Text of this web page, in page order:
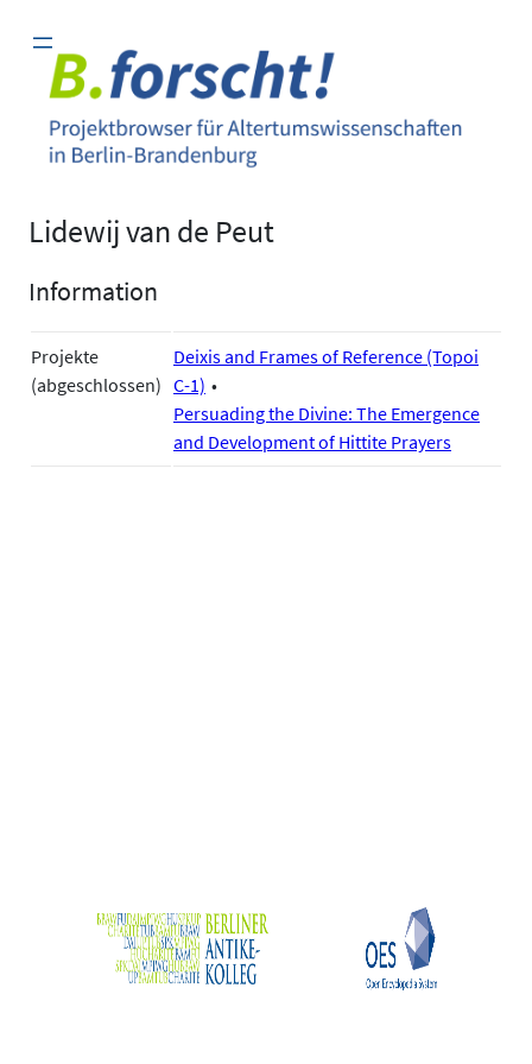
Inhalt
springen
Lidewij van de Peut
Information
Projekte
(abgeschlossen)
Deixis and Frames of Reference (Topoi
C-1)
Persuading the Divine: The Emergence
and Development of Hittite Prayers